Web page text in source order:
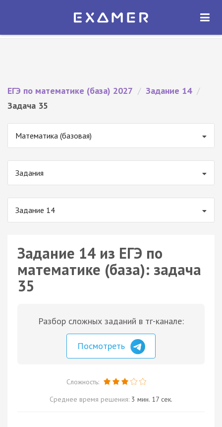
Экзамер — ЕГЭ 2027
ОТКРЫТЬ
ЕГЭ по математике (база) 2027 / Задание 14 /
Задача 35
Математика (базовая)
Задания
Задание 14
Задание 14 из ЕГЭ по
математике (база): задача
35
Разбор сложных заданий в тг-канале:
Посмотреть
Сложность:
Среднее время решения: 3 мин. 17 сек.